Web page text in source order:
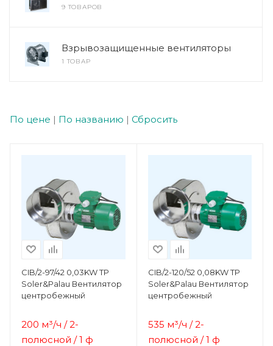
9 ТОВАРОВ
Взрывозащищенные вентиляторы
1 ТОВАР
По цене | По названию | Сбросить
CIB/2-97/42 0,03KW TP
Soler&Palau Вентилятор
центробежный
200 м³/ч / 2-
полюсной / 1 ф
CIB/2-120/52 0,08KW TP
Soler&Palau Вентилятор
центробежный
535 м³/ч / 2-
полюсной / 1 ф